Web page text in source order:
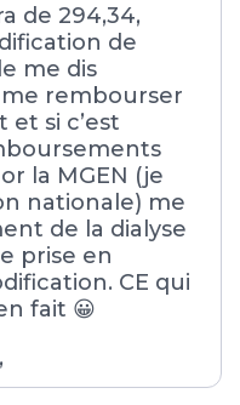
de 294,34,
de
me dis
me rembourser
et si c’est
la MGEN (je
nationale) me
de la dialyse
prise en
CE qui
fait 😀